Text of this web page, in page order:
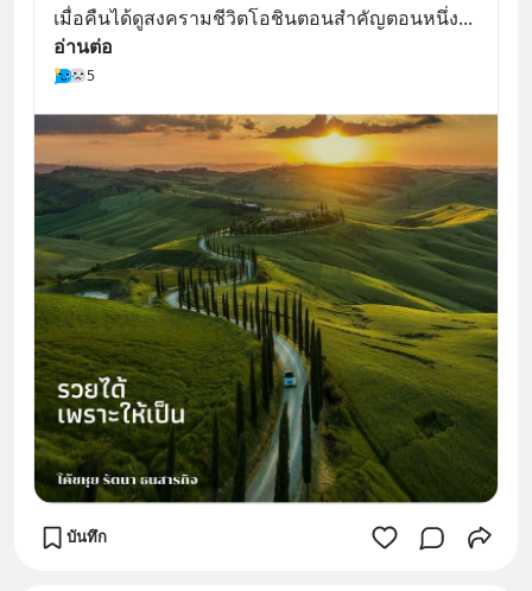
เมื่อคืนได้ดูสงครามชีวิตโอชินตอนสำคัญตอนหนึ่ง
อ่านต่อ
5
บันทึก